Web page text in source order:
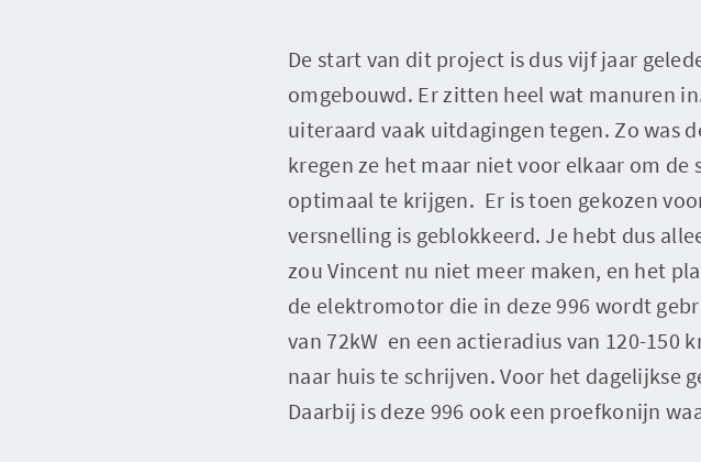
De start van dit project is dus vijf jaar
omgebouwd. Er zitten heel wat manuren
uiteraard vaak uitdagingen tegen. Zo was
kregen ze het maar niet voor elkaar om
optimaal te krijgen. Er is toen gekozen
versnelling is geblokkeerd. Je hebt dus
zou Vincent nu niet meer maken, en het
de elektromotor die in deze 996 wordt
van 72kW en een actieradius van 120-150
naar huis te schrijven. Voor het dagelijkse
Daarbij is deze 996 ook een proefkonijn